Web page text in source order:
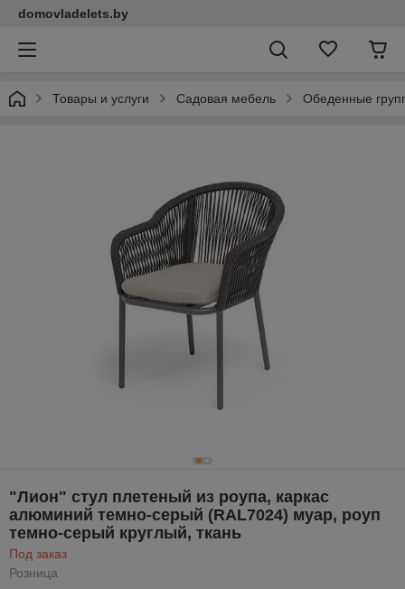
domovladelets.by
Товары и услуги Садовая мебель Обеденные
"Лион" стул плетеный из роупа, каркас
алюминий темно-серый (RAL7024) муар, роуп
темно-серый круглый, ткань
Под заказ
Розница